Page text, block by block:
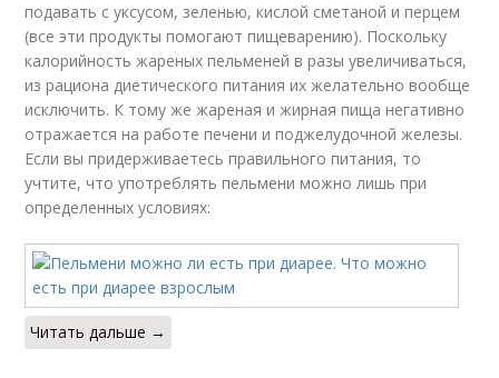
подавать с уксусом, зеленью, кислой сметаной и перцем
(все эти продукты помогают пищеварению). Поскольку
калорийность жареных пельменей в разы увеличиваться,
из рациона диетического питания их желательно вообще
исключить. К тому же жареная и жирная пища негативно
отражается на работе печени и поджелудочной железы.
Если вы придерживаетесь правильного питания, то
учтите, что употреблять пельмени можно лишь при
определенных условиях:
Читать дальше →